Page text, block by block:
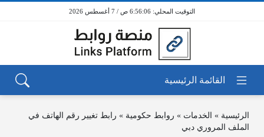
6:56:06 ص / 7 أغسطس 2026
الرئيسية » الخدمات » روابط حكومية » رابط تغيير رقم الهاتف في
الملف المروري دبي